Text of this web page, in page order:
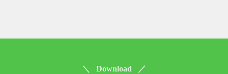
＼ Download ／